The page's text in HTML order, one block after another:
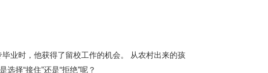
业时，他获得了留校工作的机会。 从农村出来的孩
择“接住”还是“拒绝”呢？